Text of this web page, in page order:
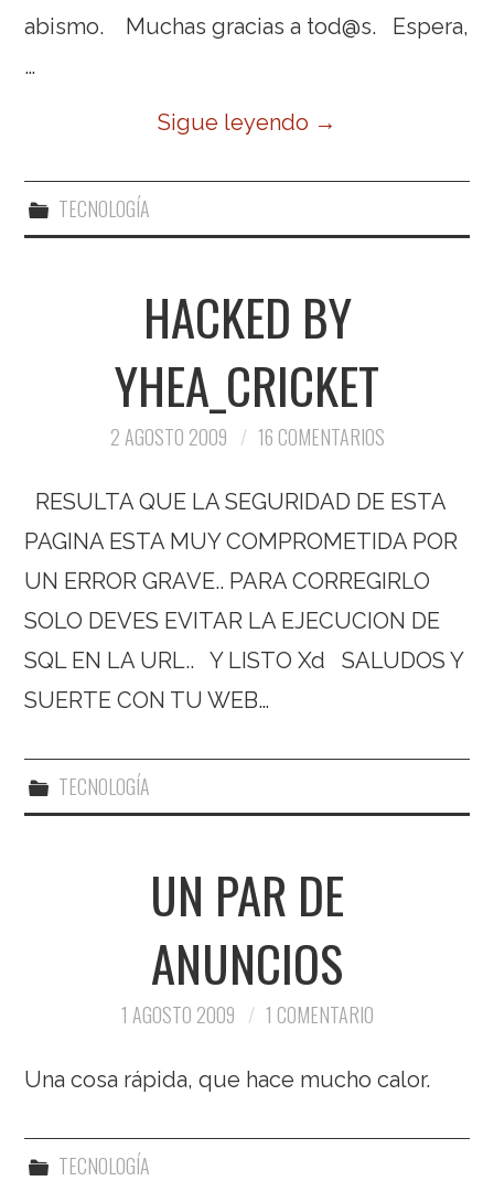
abismo. Muchas gracias a tod@s. Espera,
…
Sigue leyendo →
TECNOLOGÍA
HACKED BY
YHEA_CRICKET
2 AGOSTO 2009 16 COMENTARIOS
RESULTA QUE LA SEGURIDAD DE ESTA
PAGINA ESTA MUY COMPROMETIDA POR
UN ERROR GRAVE.. PARA CORREGIRLO
SOLO DEVES EVITAR LA EJECUCION DE
SQL EN LA URL.. Y LISTO Xd SALUDOS Y
SUERTE CON TU WEB…
TECNOLOGÍA
UN PAR DE
ANUNCIOS
1 AGOSTO 2009 1 COMENTARIO
Una cosa rápida, que hace mucho calor.
TECNOLOGÍA